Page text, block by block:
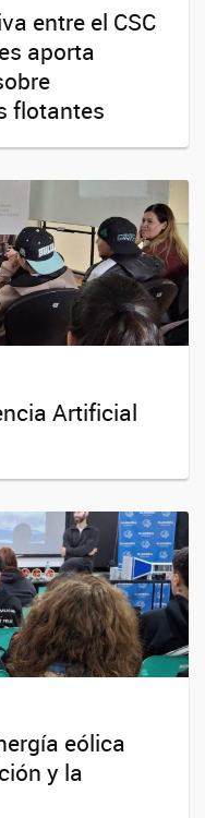
entre el CSC
aporta
flotantes
Artificial
eólica
y la